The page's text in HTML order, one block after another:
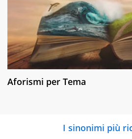
Aforismi per Tema
I sinonimi più